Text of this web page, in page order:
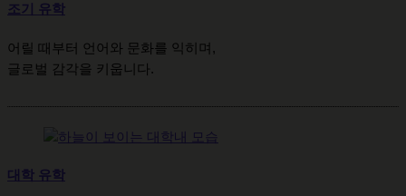
조기 유학
어릴 때부터 언어와 문화를 익히며,
글로벌 감각을 키웁니다.
대학 유학